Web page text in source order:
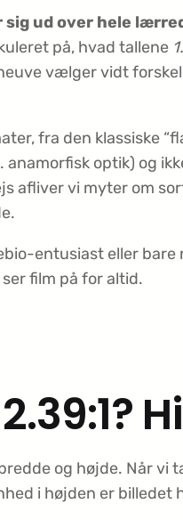
sig ud over hele
på, hvad tallene
vælger vidt
fra den klassiske
anamorfisk optik) og
afliver vi myter om
entusiast eller bare
film på for altid.
og højde. Når vi
i højden er billedet